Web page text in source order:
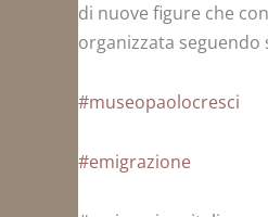
di nuove figure che
organizzata
#museopaolocresci
#emigrazione